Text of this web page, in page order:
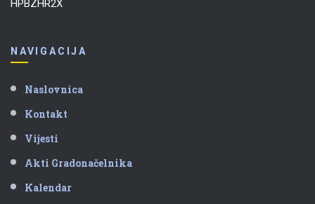
HPBZHR2X
NAVIGACIJA
Naslovnica
Kontakt
Vijesti
Akti Gradonačelnika
Kalendar